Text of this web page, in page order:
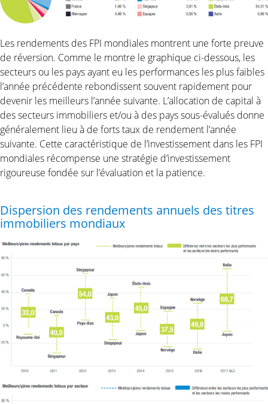
Les rendements des FPI mondiales montrent une forte preuve
de réversion. Comme le montre le graphique ci-dessous, les
secteurs ou les pays ayant eu les performances les plus faibles
l’année précédente rebondissent souvent rapidement pour
devenir les meilleurs l’année suivante. L’allocation de capital à
des secteurs immobiliers et/ou à des pays sous-évalués donne
généralement lieu à de forts taux de rendement l’année
suivante. Cette caractéristique de l’investissement dans les FPI
mondiales récompense une stratégie d’investissement
rigoureuse fondée sur l’évaluation et la patience.
Dispersion des rendements annuels des titres
immobiliers mondiaux